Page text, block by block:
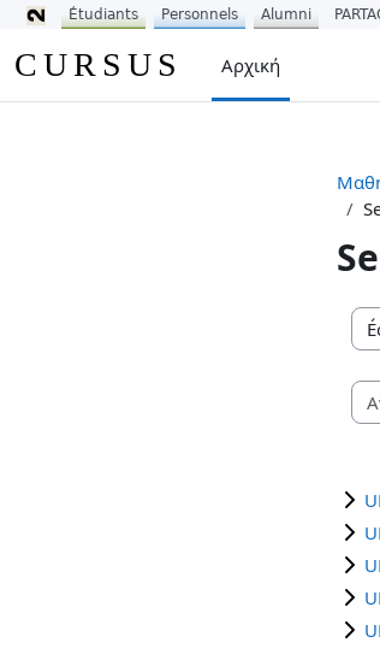
CURSUS Αρχική
Étudiants Personnels Alumni